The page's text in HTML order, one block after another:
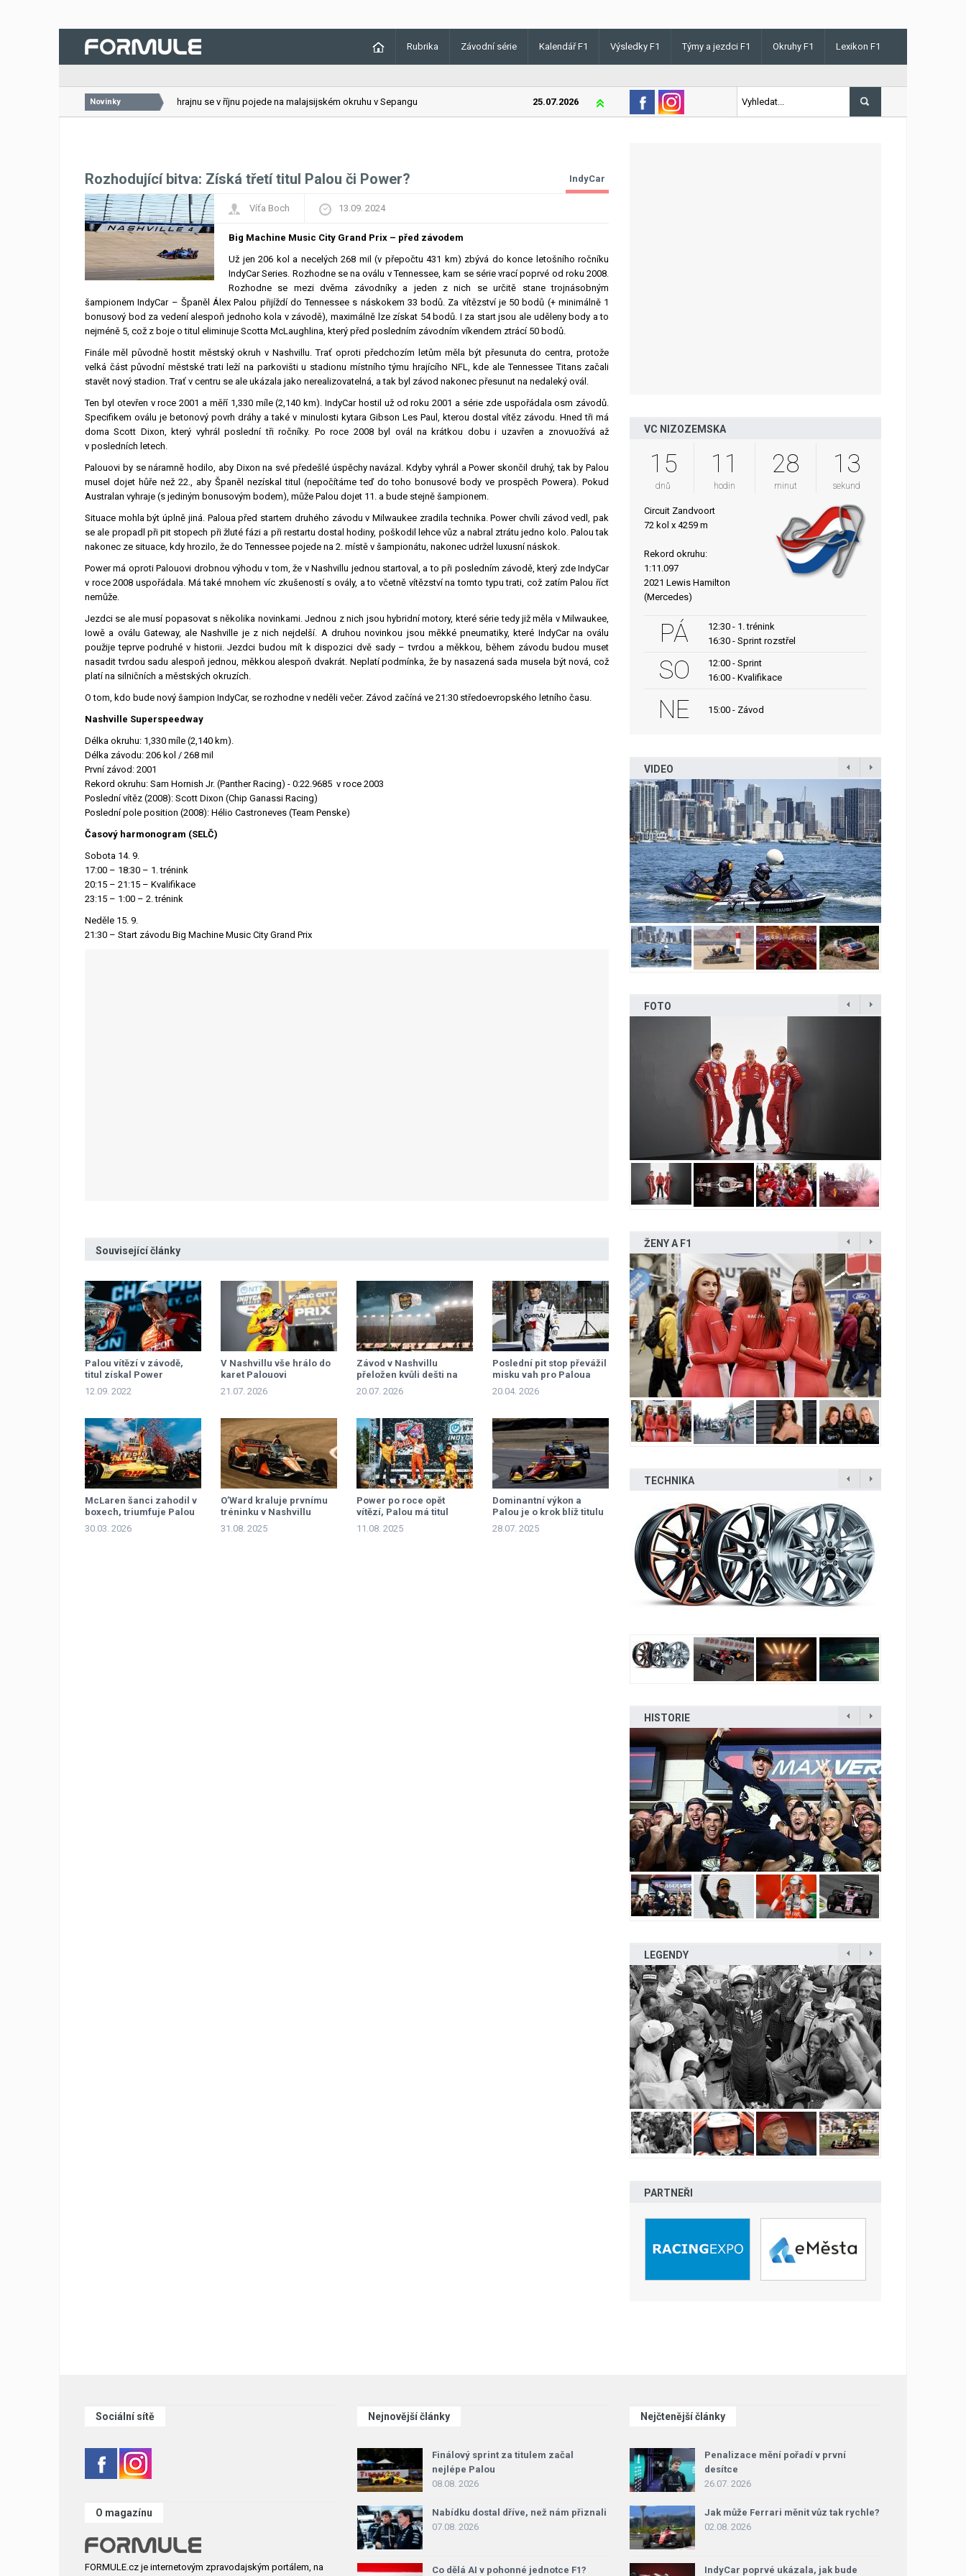
Rubrika Závodní série Kalendář F1 Výsledky F1 Týmy a jezdci F1 Okruhy F1 Lexikon F1
Novinky
26.07.2026 VC Bahrajnu se v říjnu pojede na malajsijském okruhu v Sepangu 25.07.2026 Lando Norris v Maďarsku letos poprvé vyhrál kvalifikaci
Rozhodující bitva: Získá třetí titul Palou či Power? IndyCar
Víťa Boch 13.09. 2024
Big Machine Music City Grand Prix – před závodem
Už jen 206 kol a necelých 268 mil (v přepočtu 431 km) zbývá do konce letošního ročníku
IndyCar Series. Rozhodne se na oválu v Tennessee, kam se série vrací poprvé od roku 2008.
Rozhodne se mezi dvěma závodníky a jeden z nich se určitě stane trojnásobným
šampionem IndyCar – Španěl Álex Palou přijíždí do Tennessee s náskokem 33 bodů. Za vítězství je 50 bodů (+ minimálně 1
bonusový bod za vedení alespoň jednoho kola v závodě), maximálně lze získat 54 bodů. I za start jsou ale uděleny body a to
nejméně 5, což z boje o titul eliminuje Scotta McLaughlina, který před posledním závodním víkendem ztrácí 50 bodů.
Finále měl původně hostit městský okruh v Nashvillu. Trať oproti předchozím letům měla být přesunuta do centra, protože
velká část původní městské trati leží na parkovišti u stadionu místního týmu hrajícího NFL, kde ale Tennessee Titans začali
stavět nový stadion. Trať v centru se ale ukázala jako nerealizovatelná, a tak byl závod nakonec přesunut na nedaleký ovál.
Ten byl otevřen v roce 2001 a měří 1,330 míle (2,140 km). IndyCar hostil už od roku 2001 a série zde uspořádala osm závodů.
Specifikem oválu je betonový povrh dráhy a také v minulosti kytara Gibson Les Paul, kterou dostal vítěz závodu. Hned tři má
doma Scott Dixon, který vyhrál poslední tři ročníky. Po roce 2008 byl ovál na krátkou dobu i uzavřen a znovuožívá až
v posledních letech.
Palouovi by se náramně hodilo, aby Dixon na své předešlé úspěchy navázal. Kdyby vyhrál a Power skončil druhý, tak by Palou
musel dojet hůře než 22., aby Španěl nezískal titul (nepočítáme teď do toho bonusové body ve prospěch Powera). Pokud
Australan vyhraje (s jediným bonusovým bodem), může Palou dojet 11. a bude stejně šampionem.
Situace mohla být úplně jiná. Paloua před startem druhého závodu v Milwaukee zradila technika. Power chvíli závod vedl, pak
se ale propadl při pit stopech při žluté fázi a při restartu dostal hodiny, poškodil lehce vůz a nabral ztrátu jedno kolo. Palou tak
nakonec ze situace, kdy hrozilo, že do Tennessee pojede na 2. místě v šampionátu, nakonec udržel luxusní náskok.
Power má oproti Palouovi drobnou výhodu v tom, že v Nashvillu jednou startoval, a to při posledním závodě, který zde IndyCar
v roce 2008 uspořádala. Má také mnohem víc zkušeností s ovály, a to včetně vítězství na tomto typu trati, což zatím Palou říct
nemůže.
Jezdci se ale musí popasovat s několika novinkami. Jednou z nich jsou hybridní motory, které série tedy již měla v Milwaukee,
Iowě a oválu Gateway, ale Nashville je z nich nejdelší. A druhou novinkou jsou měkké pneumatiky, které IndyCar na oválu
použije teprve podruhé v historii. Jezdci budou mít k dispozici dvě sady – tvrdou a měkkou, během závodu budou muset
nasadit tvrdou sadu alespoň jednou, měkkou alespoň dvakrát. Neplatí podmínka, že by nasazená sada musela být nová, což
platí na silničních a městských okruzích.
O tom, kdo bude nový šampion IndyCar, se rozhodne v neděli večer. Závod začíná ve 21:30 středoevropského letního času.
Nashville Superspeedway
Délka okruhu: 1,330 míle (2,140 km).
Délka závodu: 206 kol / 268 mil
První závod: 2001
Rekord okruhu: Sam Hornish Jr. (Panther Racing) - 0:22.9685 v roce 2003
Poslední vítěz (2008): Scott Dixon (Chip Ganassi Racing)
Poslední pole position (2008): Hélio Castroneves (Team Penske)
Časový harmonogram (SELČ)
Sobota 14. 9.
17:00 – 18:30 – 1. trénink
20:15 – 21:15 – Kvalifikace
23:15 – 1:00 – 2. trénink
Neděle 15. 9.
21:30 – Start závodu Big Machine Music City Grand Prix
Související články
Palou vítězí v závodě,
titul získal Power
12.09. 2022
V Nashvillu vše hrálo do
karet Palouovi
21.07. 2026
Závod v Nashvillu
přeložen kvůli dešti na
pondělí
20.07. 2026
Poslední pit stop převážil
misku vah pro Paloua
20.04. 2026
McLaren šanci zahodil v
boxech, triumfuje Palou
30.03. 2026
O’Ward kraluje prvnímu
tréninku v Nashvillu
31.08. 2025
Power po roce opět
vítězí, Palou má titul
11.08. 2025
Dominantní výkon a
Palou je o krok blíž titulu
28.07. 2025
VC NIZOZEMSKA
15
dnů
11
hodin
28
minut
12
sekund
Circuit Zandvoort
72 kol x 4259 m
Rekord okruhu:
1:11.097
2021 Lewis Hamilton
(Mercedes)
PÁ
12:30 - 1. trénink
16:30 - Sprint rozstřel
SO
12:00 - Sprint
16:00 - Kvalifikace
NE 15:00 - Závod
VIDEO
FOTO
ŽENY A F1
TECHNIKA
HISTORIE
LEGENDY
PARTNEŘI
Sociální sítě
O magazínu
FORMULE.cz je internetovým zpravodajským portálem, na
Nejnovější články
Finálový sprint za titulem začal
nejlépe Palou
08.08. 2026
Nabídku dostal dříve, než nám přiznali
07.08. 2026
Co dělá AI v pohonné jednotce F1?
Nejčtenější články
Penalizace mění pořadí v první
desítce
26.07. 2026
Jak může Ferrari měnit vůz tak rychle?
02.08. 2026
IndyCar poprvé ukázala, jak bude